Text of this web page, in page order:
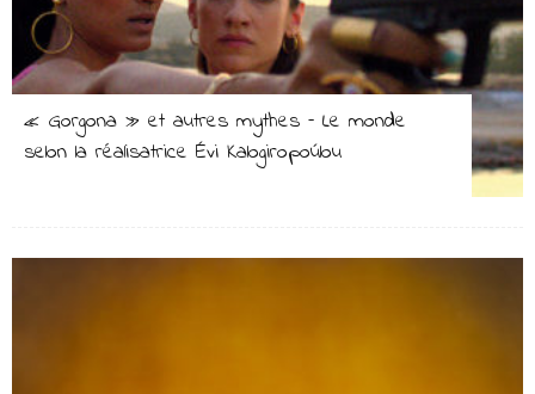
« Gorgona » et autres mythes – Le monde
selon la réalisatrice Évi Kalogiropoúlou